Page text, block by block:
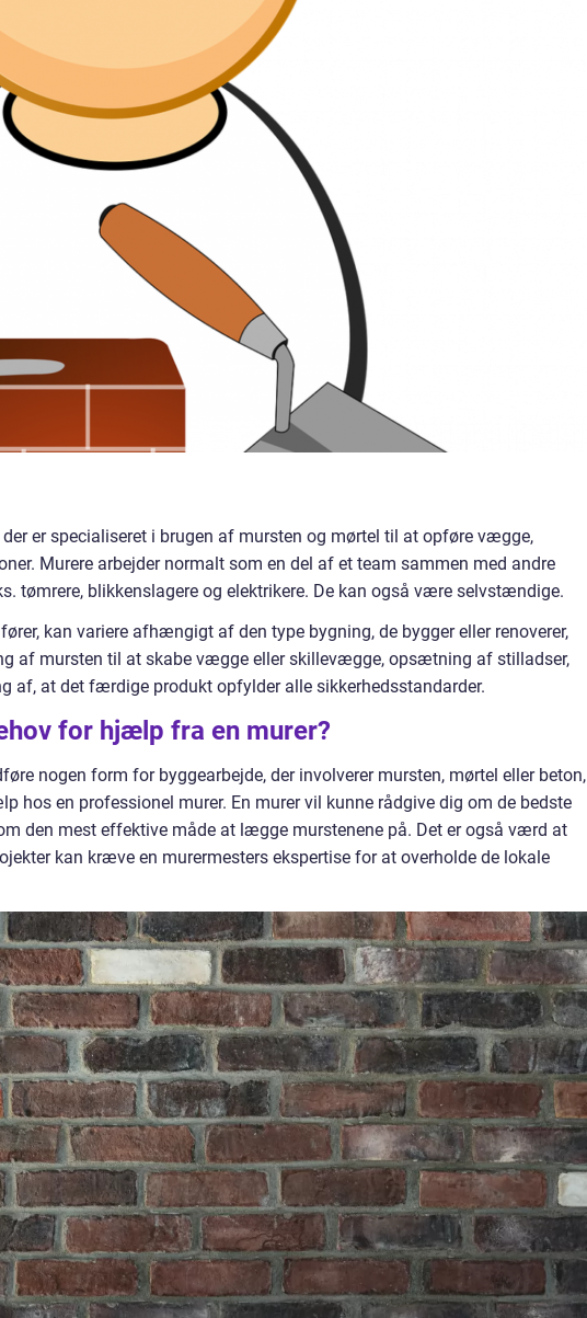
er specialiseret i brugen af mursten og mørtel til at opføre vægge,
Murere arbejder normalt som en del af et team sammen med andre
tømrere, blikkenslagere og elektrikere. De kan også være selvstændige.
kan variere afhængigt af den type bygning, de bygger eller renoverer,
af mursten til at skabe vægge eller skillevægge, opsætning af stilladser,
af, at det færdige produkt opfylder alle sikkerhedsstandarder.
for hjælp fra en murer?
nogen form for byggearbejde, der involverer mursten, mørtel eller beton,
hos en professionel murer. En murer vil kunne rådgive dig om de bedste
den mest effektive måde at lægge murstenene på. Det er også værd at
kan kræve en murermesters ekspertise for at overholde de lokale